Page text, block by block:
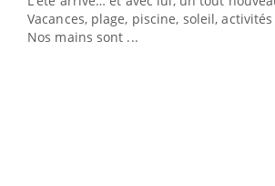
Vacances, plage, piscine, soleil,
Nos mains sont ...